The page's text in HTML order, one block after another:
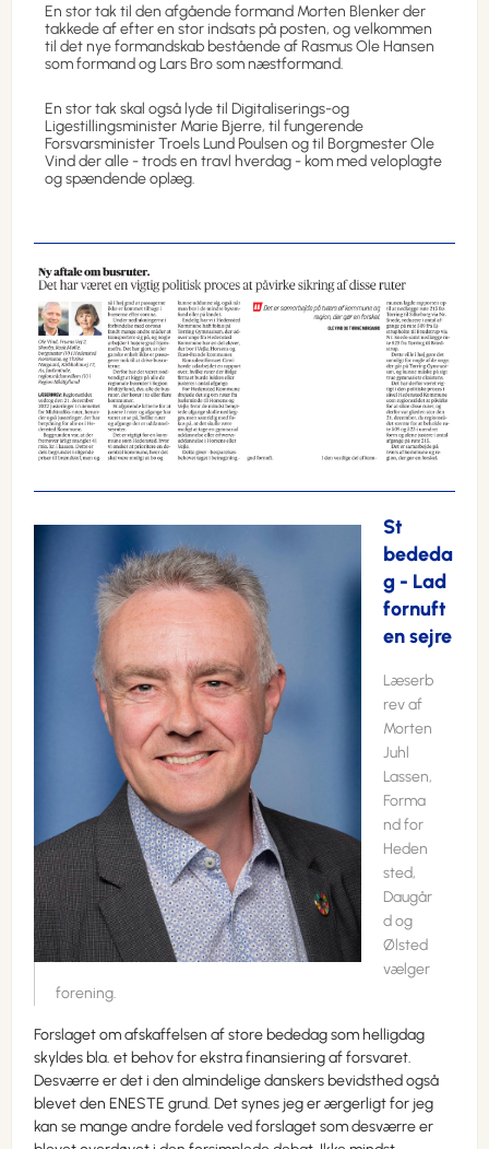
En stor tak til den afgående formand Morten Blenker der
takkede af efter en stor indsats på posten, og velkommen
til det nye formandskab bestående af Rasmus Ole Hansen
som formand og Lars Bro som næstformand.
En stor tak skal også lyde til Digitaliserings-og
Ligestillingsminister Marie Bjerre, til fungerende
Forsvarsminister Troels Lund Poulsen og til Borgmester Ole
Vind der alle - trods en travl hverdag - kom med veloplagte
og spændende oplæg.
St
bededa
g - Lad
fornuft
en sejre
Læserb
rev af
Morten
Juhl
Lassen,
Forma
nd for
Heden
sted,
Daugår
d og
Ølsted
vælger
forening.
Forslaget om afskaffelsen af store bededag som helligdag
skyldes bla. et behov for ekstra finansiering af forsvaret.
Desværre er det i den almindelige danskers bevidsthed også
blevet den ENESTE grund. Det synes jeg er ærgerligt for jeg
kan se mange andre fordele ved forslaget som desværre er